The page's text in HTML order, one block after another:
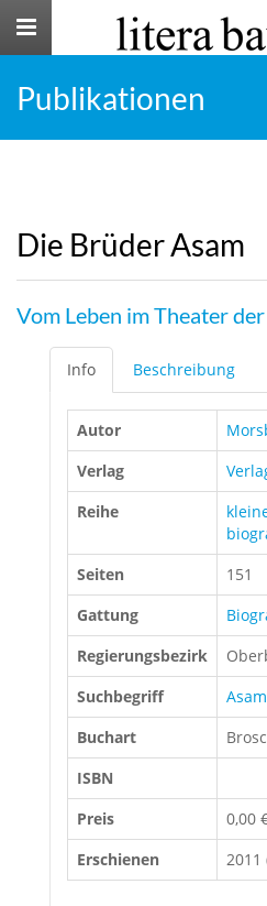
Toggle
Publikationen
Die Brüder Asam
Vom Leben im Theater
Info Beschreibung
Autor
Verlag
Reihe
Seiten
151
Gattung
Regierungsbezirk
Suchbegriff
Asam
Buchart
ISBN
Preis
0,00
Erschienen
2011